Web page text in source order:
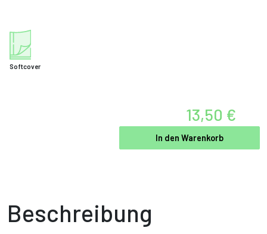
Softcover
13,50 €
In den Warenkorb
Beschreibung